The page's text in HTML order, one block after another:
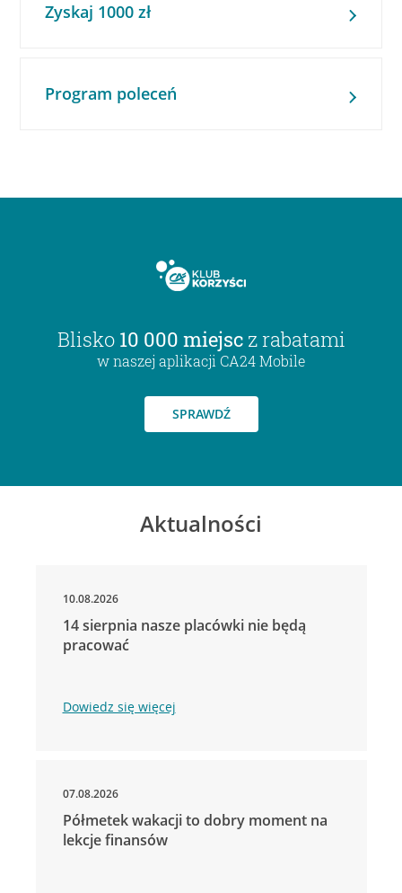
Zyskaj 1000 zł
Program poleceń
Blisko 10 000 miejsc z rabatami
w naszej aplikacji CA24 Mobile
SPRAWDŹ
Aktualności
10.08.2026
14 sierpnia nasze placówki nie będą
pracować
Dowiedz się więcej
07.08.2026
Półmetek wakacji to dobry moment na
lekcje finansów